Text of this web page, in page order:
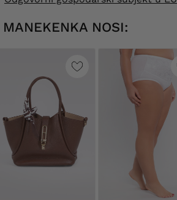
MANEKENKA NOSI: